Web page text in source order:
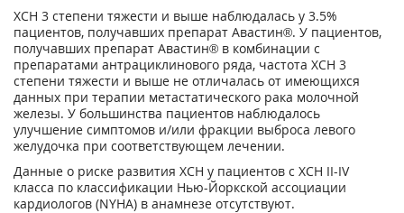
ХСН 3 степени тяжести и выше наблюдалась у 3.5%
пациентов, получавших препарат Авастин®. У пациентов,
получавших препарат Авастин® в комбинации с
препаратами антрациклинового ряда, частота ХСН 3
степени тяжести и выше не отличалась от имеющихся
данных при терапии метастатического рака молочной
железы. У большинства пациентов наблюдалось
улучшение симптомов и/или фракции выброса левого
желудочка при соответствующем лечении.
Данные о риске развития ХСН у пациентов с ХСН II-IV
класса по классификации Нью-Йоркской ассоциации
кардиологов (NYHA) в анамнезе отсутствуют.